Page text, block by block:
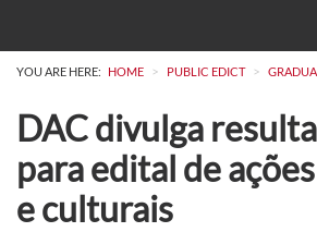
YOU ARE HERE: HOME > PUBLIC EDICT >
DAC divulga
para edital de
e culturais